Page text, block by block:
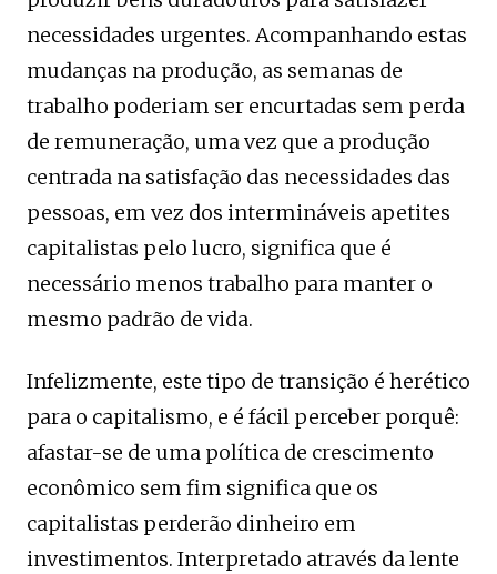
necessidades urgentes. Acompanhando estas
mudanças na produção, as semanas de
trabalho poderiam ser encurtadas sem perda
de remuneração, uma vez que a produção
centrada na satisfação das necessidades das
pessoas, em vez dos intermináveis ​​apetites
capitalistas pelo lucro, significa que é
necessário menos trabalho para manter o
mesmo padrão de vida.
Infelizmente, este tipo de transição é herético
para o capitalismo, e é fácil perceber porquê:
afastar-se de uma política de crescimento
econômico sem fim significa que os
capitalistas perderão dinheiro em
investimentos. Interpretado através da lente